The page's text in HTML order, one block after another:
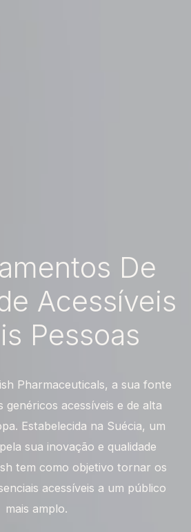
De
Acessíveis
Pessoas
Pharmaceuticals, a sua fonte
genéricos acessíveis e de alta
Estabelecida na Suécia, um
sua inovação e qualidade
tem como objetivo tornar os
acessíveis a um público
mais amplo.